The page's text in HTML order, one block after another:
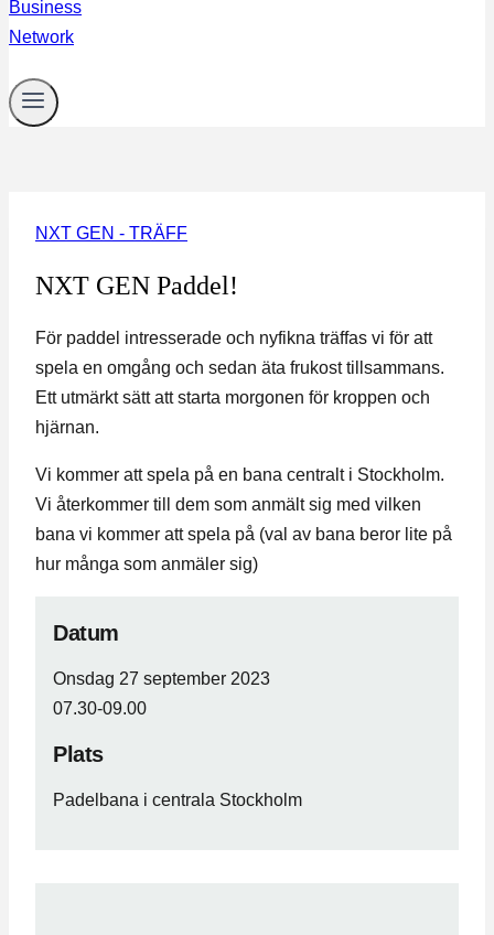
NXT GEN - TRÄFF
NXT GEN Paddel!
För paddel intresserade och nyfikna träffas vi för att
spela en omgång och sedan äta frukost tillsammans.
Ett utmärkt sätt att starta morgonen för kroppen och
hjärnan.
Vi kommer att spela på en bana centralt i Stockholm.
Vi återkommer till dem som anmält sig med vilken
bana vi kommer att spela på (val av bana beror lite på
hur många som anmäler sig)
Datum
Onsdag 27 september 2023
07.30-09.00
Plats
Padelbana i centrala Stockholm